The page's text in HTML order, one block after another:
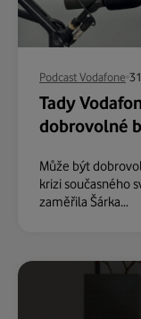
Podcast Vodafone
Tady
dobrovolné
Může být
krizi současného
zaměřila Šárka...